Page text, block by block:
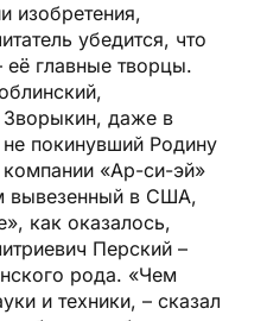
изобретения,
убедится, что
её главные творцы.
даже в
покинувший Родину
компании «Ар-си-эй»
вывезенный в США,
как оказалось,
Перский –
рода. «Чем
и техники, – сказал